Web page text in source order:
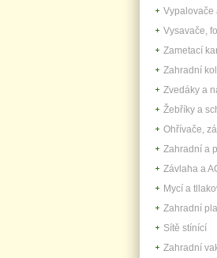
Vypalovače
Vysavače,
Zametací
Zahradní
Zvedáky a
Žebříky a
Ohřívače,
Zahradní a
Závlaha a
Mycí a
Zahradní
Sítě stínící
Zahradní